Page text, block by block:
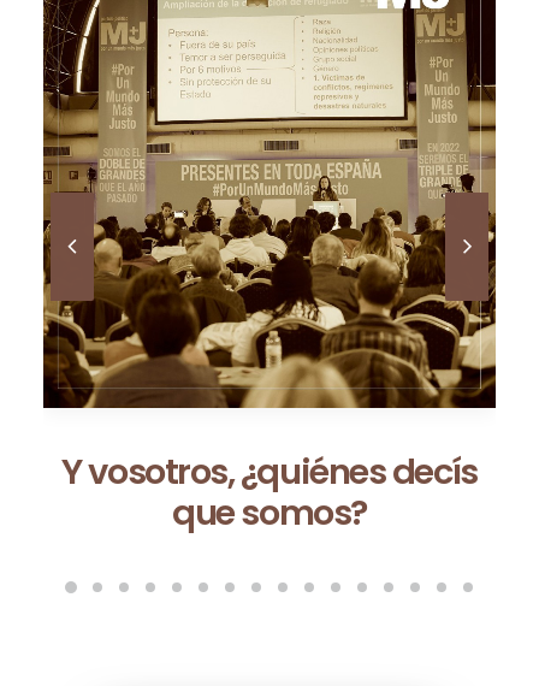
Ceuta no es una excepción:
es la consecuencia de un
vez que se repite